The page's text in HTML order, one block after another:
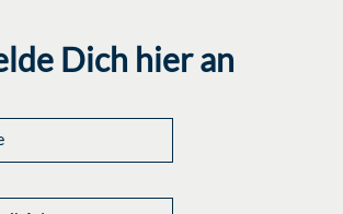
Dich hier an